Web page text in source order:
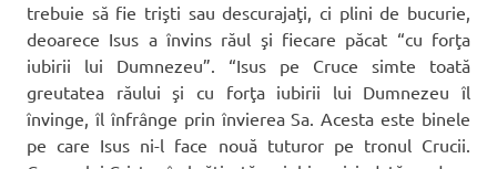
trebuie să fie trişti sau descurajaţi, ci plini de bucurie,
deoarece Isus a învins răul şi fiecare păcat “cu forţa
iubirii lui Dumnezeu”. “Isus pe Cruce simte toată
greutatea răului şi cu forţa iubirii lui Dumnezeu îl
învinge, îl înfrânge prin învierea Sa. Acesta este binele
pe care Isus ni-l face nouă tuturor pe tronul Crucii.